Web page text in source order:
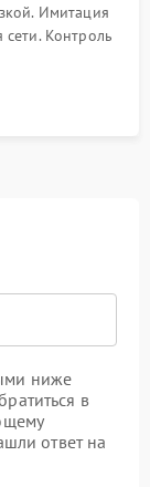
Имитация
Контроль
режима и
ниже
в
ответ на